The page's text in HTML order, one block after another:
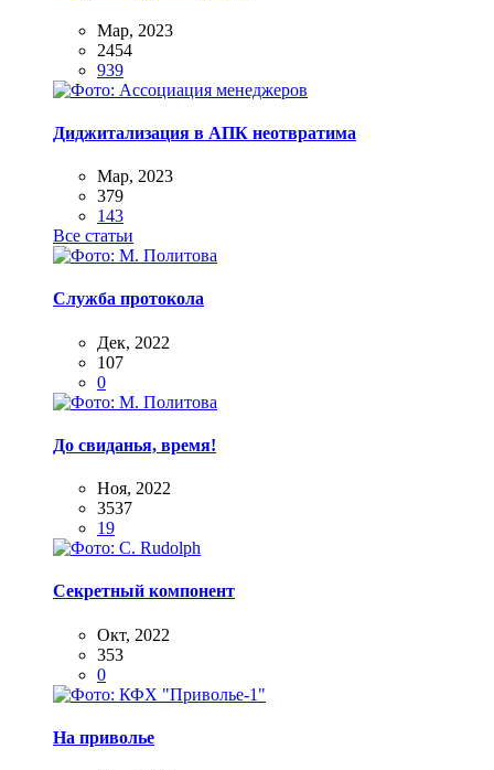
Мар, 2023
2454
939
Диджитализация в АПК неотвратима
Мар, 2023
379
143
Все статьи
Служба протокола
Дек, 2022
107
0
До свиданья, время!
Ноя, 2022
3537
19
Секретный компонент
Окт, 2022
353
0
На приволье